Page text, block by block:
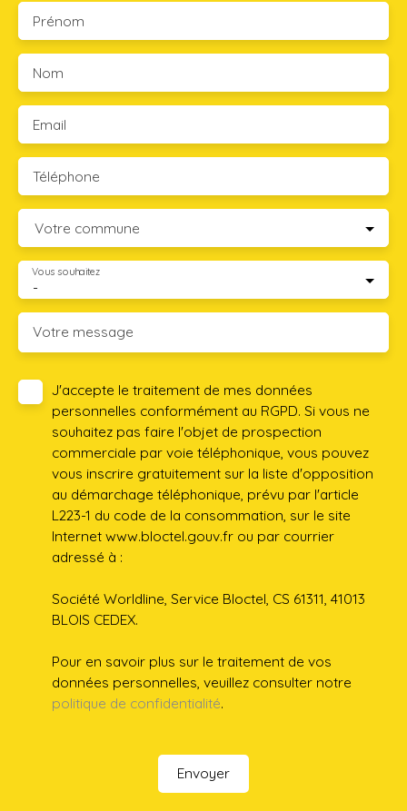
Prénom
Nom
Email
Téléphone
Votre commune
-
Vous souhaitez
Votre message
J'accepte le traitement de mes données
personnelles conformément au RGPD. Si vous ne
souhaitez pas faire l'objet de prospection
commerciale par voie téléphonique, vous pouvez
vous inscrire gratuitement sur la liste d'opposition
au démarchage téléphonique, prévu par l'article
L223-1 du code de la consommation, sur le site
Internet www.bloctel.gouv.fr ou par courrier
adressé à :
Société Worldline, Service Bloctel, CS 61311, 41013
BLOIS CEDEX.
Pour en savoir plus sur le traitement de vos
données personnelles, veuillez consulter notre
politique de confidentialité.
Envoyer